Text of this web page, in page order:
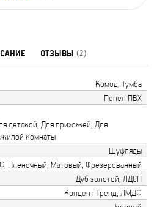
ОТЗЫВЫ (2)
Комод, Тумба
Пепел ПВХ
детской, Для прихожей, Для
жилой комнаты
Шуфляды
Пленочный, Матовый, Фрезерованный
Дуб золотой, ЛДСП
Концепт Тренд, ЛМДФ